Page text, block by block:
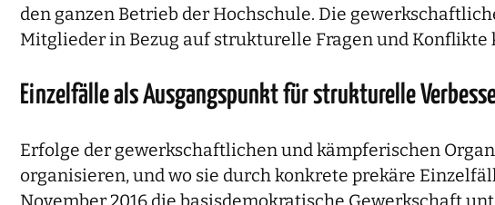
den ganzen Betrieb der Hochschule. Die
Mitglieder in Bezug auf strukturelle Fragen und
Einzelfälle als Ausgangspunkt für strukturelle
Erfolge der gewerkschaftlichen und kämpferischen
organisieren, und wo sie durch konkrete prekäre